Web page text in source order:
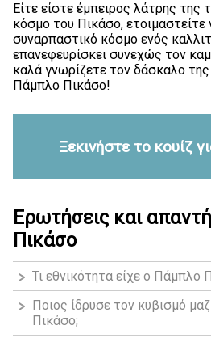
Είτε είστε έμπειρος λάτρης της
κόσμο του Πικάσο, ετοιμαστείτε
συναρπαστικό κόσμο ενός
επανεφευρίσκει συνεχώς τον
καλά γνωρίζετε τον δάσκαλο
Πάμπλο Πικάσο!
Ξεκινήστε το κουίζ
Ερωτήσεις και
Πικάσο
Τι εθνικότητα είχε ο Πάμπλο
Ποιος ίδρυσε τον κυβισμό
Πικάσο;